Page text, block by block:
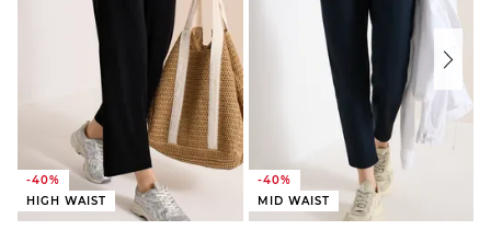
-40%
HIGH WAIST
-40%
MID WAIST